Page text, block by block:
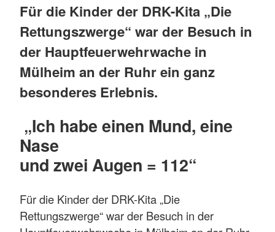
Für die Kinder der DRK-Kita „Die
Rettungszwerge“ war der Besuch in
der Hauptfeuerwehrwache in
Mülheim an der Ruhr ein ganz
besonderes Erlebnis.
„Ich habe einen Mund, eine
Nase
und zwei Augen = 112“
Für die Kinder der DRK-Kita „Die
Rettungszwerge“ war der Besuch in der